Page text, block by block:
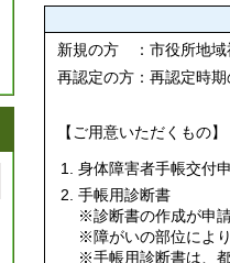
新規の方 ：市役所地域
再認定の方：再認定時
【ご用意いただくもの】
身体障害者手帳交付
手帳用診断書
※診断書の作成が申
※障がいの部位によ
※手帳用診断書は、